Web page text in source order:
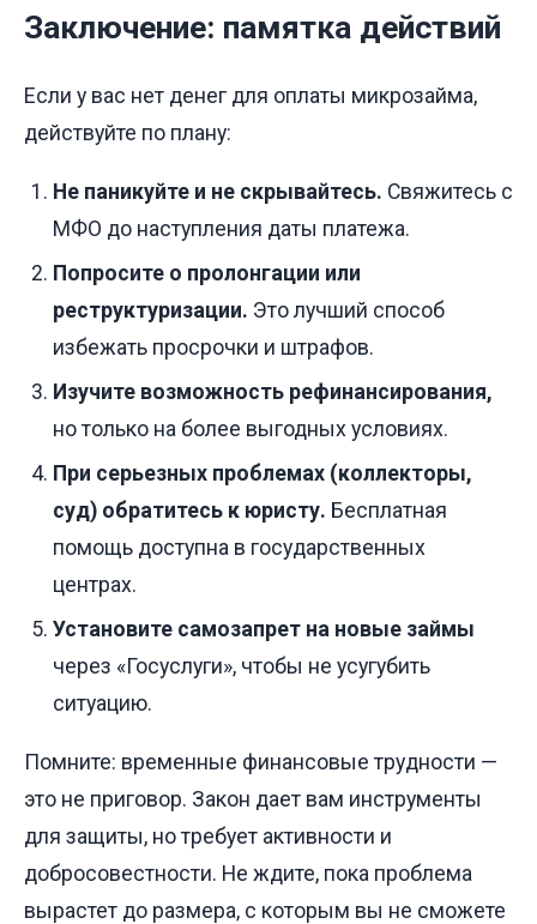
Заключение: памятка действий
Если у вас нет денег для оплаты микрозайма,
действуйте по плану:
Не паникуйте и не скрывайтесь. Свяжитесь с
МФО до наступления даты платежа.
Попросите о пролонгации или
реструктуризации. Это лучший способ
избежать просрочки и штрафов.
Изучите возможность рефинансирования,
но только на более выгодных условиях.
При серьезных проблемах (коллекторы,
суд) обратитесь к юристу. Бесплатная
помощь доступна в государственных
центрах.
Установите самозапрет на новые займы
через «Госуслуги», чтобы не усугубить
ситуацию.
Помните: временные финансовые трудности —
это не приговор. Закон дает вам инструменты
для защиты, но требует активности и
добросовестности. Не ждите, пока проблема
вырастет до размера, с которым вы не сможете